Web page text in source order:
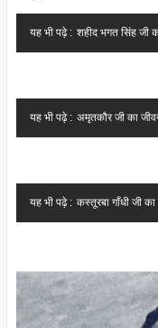
यह भी पढ़े : शहीद भगत सिंह जी
यह भी पढ़े : अमृतकौर जी का
यह भी पढ़े : कस्तूरबा गाँधी जी